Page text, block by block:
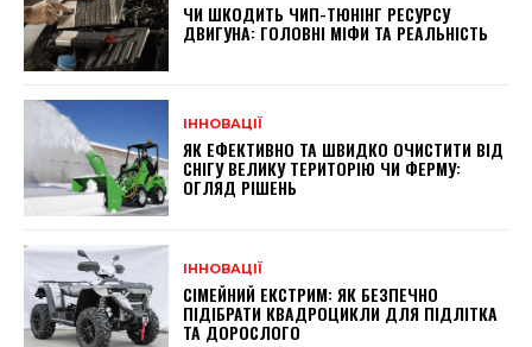
ЧИ ШКОДИТЬ ЧИП-ТЮНІНГ РЕСУРСУ
ДВИГУНА: ГОЛОВНІ МІФИ ТА РЕАЛЬНІСТЬ
ІННОВАЦІЇ
ЯК ЕФЕКТИВНО ТА ШВИДКО ОЧИСТИТИ ВІД
СНІГУ ВЕЛИКУ ТЕРИТОРІЮ ЧИ ФЕРМУ:
ОГЛЯД РІШЕНЬ
ІННОВАЦІЇ
СІМЕЙНИЙ ЕКСТРИМ: ЯК БЕЗПЕЧНО
ПІДІБРАТИ КВАДРОЦИКЛИ ДЛЯ ПІДЛІТКА
ТА ДОРОСЛОГО